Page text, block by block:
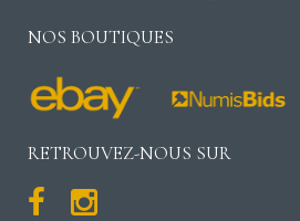
NOS BOUTIQUES
RETROUVEZ-NOUS SUR